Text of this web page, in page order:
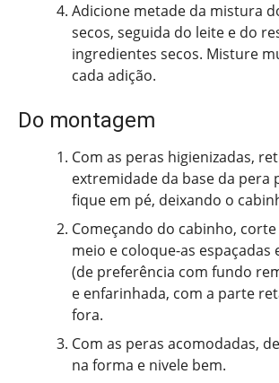
Adicione metade da mistura
secos, seguida do leite e do
ingredientes secos. Misture
cada adição.
Do montagem
Com as peras higienizadas,
extremidade da base da pera
fique em pé, deixando o
Começando do cabinho,
meio e coloque-as espaçadas
(de preferência com fundo
e enfarinhada, com a parte
fora.
Com as peras acomodadas,
na forma e nivele bem.